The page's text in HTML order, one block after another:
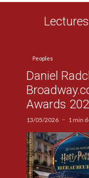
Peoples
Daniel
Awards
13/05/2026 1 min